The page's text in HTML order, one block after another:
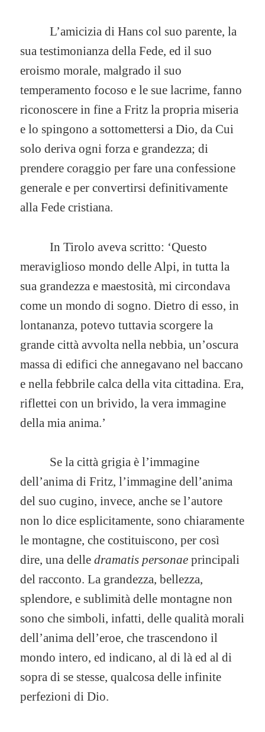
L’amicizia di Hans col suo parente, la
sua testimonianza della Fede, ed il suo
eroismo morale, malgrado il suo
temperamento focoso e le sue lacrime, fanno
riconoscere in fine a Fritz la propria miseria
e lo spingono a sottomettersi a Dio, da Cui
solo deriva ogni forza e grandezza; di
prendere coraggio per fare una confessione
generale e per convertirsi definitivamente
alla Fede cristiana.
In Tirolo aveva scritto: ‘Questo
meraviglioso mondo delle Alpi, in tutta la
sua grandezza e maestosità, mi circondava
come un mondo di sogno. Dietro di esso, in
lontananza, potevo tuttavia scorgere la
grande città avvolta nella nebbia, un’oscura
massa di edifici che annegavano nel baccano
e nella febbrile calca della vita cittadina. Era,
riflettei con un brivido, la vera immagine
della mia anima.’
Se la città grigia è l’immagine
dell’anima di Fritz, l’immagine dell’anima
del suo cugino, invece, anche se l’autore
non lo dice esplicitamente, sono chiaramente
le montagne, che costituiscono, per così
dire, una delledramatis personae principali
del racconto. La grandezza, bellezza,
splendore, e sublimità delle montagne non
sono che simboli, infatti, delle qualità morali
dell’anima dell’eroe, che trascendono il
mondo intero, ed indicano, al di là ed al di
sopra di se stesse, qualcosa delle infinite
perfezioni di Dio.